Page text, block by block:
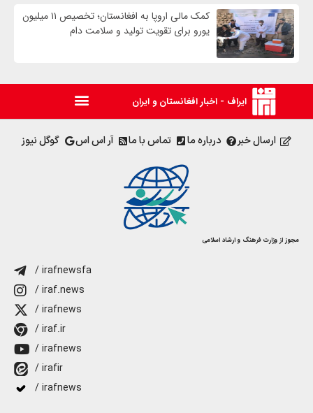
کمک مالی اروپا به افغانستان؛ تخصیص ۱۱ میلیون
یورو برای تقویت تولید و سلامت دام
ایراف - اخبار افغانستان و ایران
ارسال خبر درباره ما تماس با ما آر اس اس گوگل نیوز
مجوز از وزارت فرهنگ و ارشاد اسلامی
/ irafnewsfa
/ iraf.news
/ irafnews
/ iraf.ir
/ irafnews
/ irafir
/ irafnews